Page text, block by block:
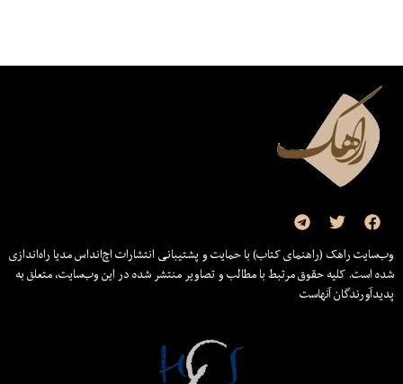
وب‌سایت راهک (راهنمای کتاب) با حمایت و پشتیبانی انتشارات اچ‌اند‌اس مدیا راه‌اندازی
شده است. کلیه حقوق مرتبط با مطالب و تصاویر منتشر شده در این وب‌سایت، متعلق به
پدیدآورندگان آنهاست